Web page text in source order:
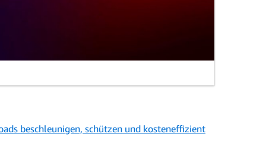
beschleunigen, schützen und kosteneffizient